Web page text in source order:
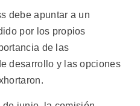
debe apuntar a un
por los propios
de las
desarrollo y las opciones